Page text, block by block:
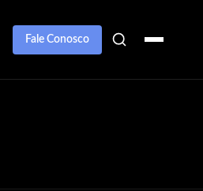
Fale Conosco